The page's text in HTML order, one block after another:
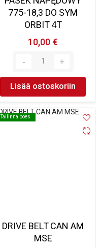
775-18,3 DO SYM
ORBIT 4T
10,00 €
Lisää ostoskoriin
Tallinna poes
Tallinna poes
DRIVE BELT CAN AM
MSE